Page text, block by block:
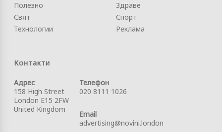
Полезно
Свят
Технологии
Здраве
Спорт
Реклама
Контакти
Адрес
158 High Street
London E15 2FW
United Kingdom
Телефон
020 8111 1026
Email
advertising@novini.london